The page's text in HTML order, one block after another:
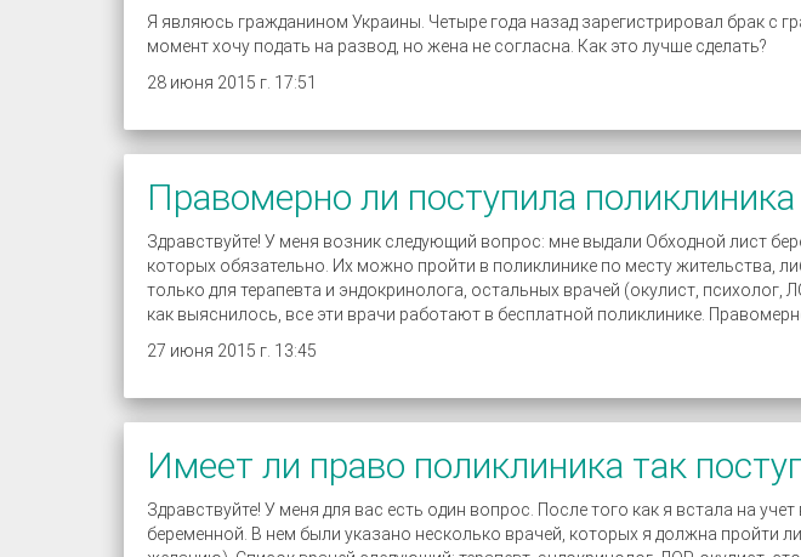
Я являюсь гражданином Украины. Четыре года назад зарегистрировал брак с
момент хочу подать на развод, но жена не согласна. Как это лучше сделать?
28 июня 2015 г. 17:51
Правомерно ли поступила поликлиника
Здравствуйте! У меня возник следующий вопрос: мне выдали Обходной лист
которых обязательно. Их можно пройти в поликлинике по месту жительства,
только для терапевта и эндокринолога, остальных врачей (окулист,
как выяснилось, все эти врачи работают в бесплатной поликлинике.
27 июня 2015 г. 13:45
Имеет ли право поликлиника так
Здравствуйте! У меня для вас есть один вопрос. После того как я встала на
беременной. В нем были указано несколько врачей, которых я должна пройти